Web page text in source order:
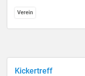
Verein
Kickertreff